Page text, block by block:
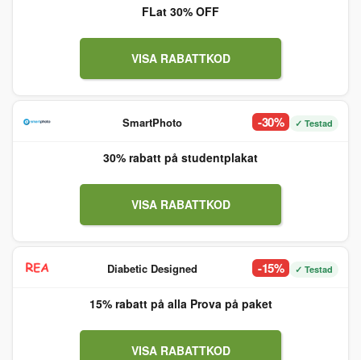
FLat 30% OFF
VISA RABATTKOD
SmartPhoto -30% ✓ Testad
30% rabatt på studentplakat
VISA RABATTKOD
Diabetic Designed -15% ✓ Testad
15% rabatt på alla Prova på paket
VISA RABATTKOD